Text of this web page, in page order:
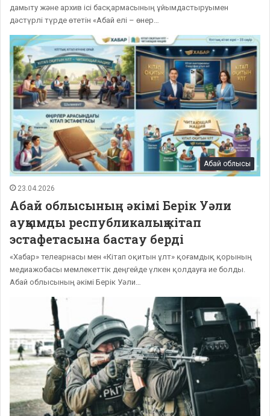
дамыту және архив ісі басқармасының ұйымдастыруымен
дәстүрлі түрде өтетін «Абай елі – өнер…
Абай облысы
23.04.2026
Абай облысының әкімі Берік Уәли
ауқымды республикалық кітап
эстафетасына бастау берді
«Хабар» телеарнасы мен «Кітап оқитын ұлт» қоғамдық қорының
медиажобасы мемлекеттік деңгейде үлкен қолдауға ие болды.
Абай облысының әкімі Берік Уәли…